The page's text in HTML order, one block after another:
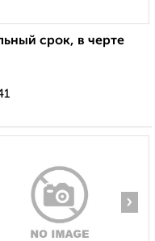
срок, в черте
›